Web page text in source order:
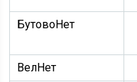
БутовоНет
ВелНет